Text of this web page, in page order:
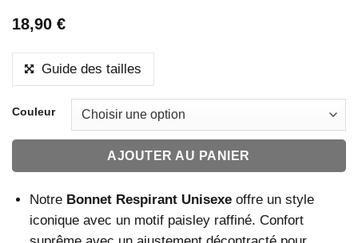
18,90 €
Guide des tailles
Couleur
AJOUTER AU PANIER
Notre Bonnet Respirant Unisexeoffre un style
iconique avec un motif paisley raffiné. Confort